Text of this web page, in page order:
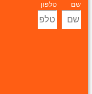
שם טלפון